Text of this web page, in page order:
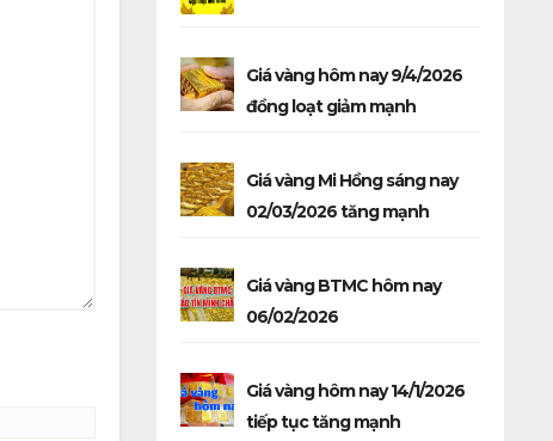
Giá vàng hôm nay 9/4/2026
đồng loạt giảm mạnh
Giá vàng Mi Hồng sáng nay
02/03/2026 tăng mạnh
Giá vàng BTMC hôm nay
06/02/2026
Giá vàng hôm nay 14/1/2026
tiếp tục tăng mạnh